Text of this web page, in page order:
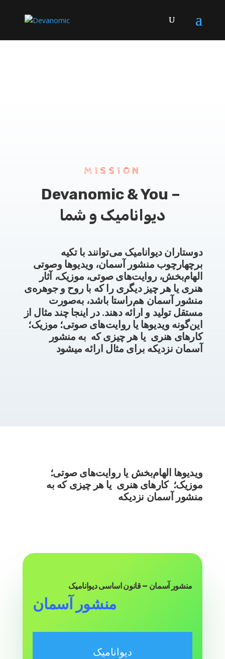
MISSION
Devanomic & You –
دیوانامیک و شما
دوستاران دیوانامیک می‌توانند با تکیه
برچهارچوب منشور آسمان، ویدیوها وصوتی
الهام‌بخش، روایت‌های صوتی، موزیک، آثار
هنری یا هر چیز دیگری را که با روح و جوهره‌ی
منشور آسمان هم‌راستا باشد، به‌صورت
مستقل تولید و ارائه دهند. در اینجا چند مثال از
این‌گونه ویدیوها یا روایت‌های صوتی؛ موزیک؛
کارهای هنری یاهر چیزی که به منشور
آسمان نزدیکه برای مثال ارائه میشود
ویدیوها الهام‌بخش یا روایت‌های صوتی؛
موزیک؛ کارهای هنری یاهر چیزی که به
منشور آسمان نزدیکه
منشور آسمان – قانون اساسی دیوانامیک
منشور آسمان
دیوانامیک